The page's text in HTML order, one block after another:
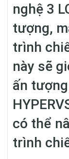
nghệ 3
tượng,
trình
này sẽ
ấn
có thể
trình